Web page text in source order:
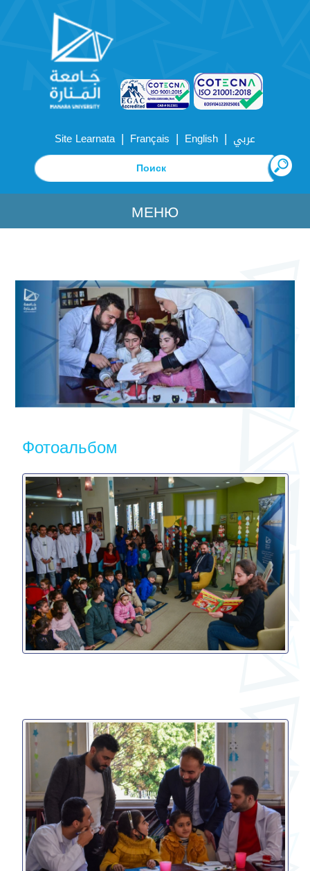
Site Learnata | Français | English | عربي
МЕНЮ
Фотоальбом